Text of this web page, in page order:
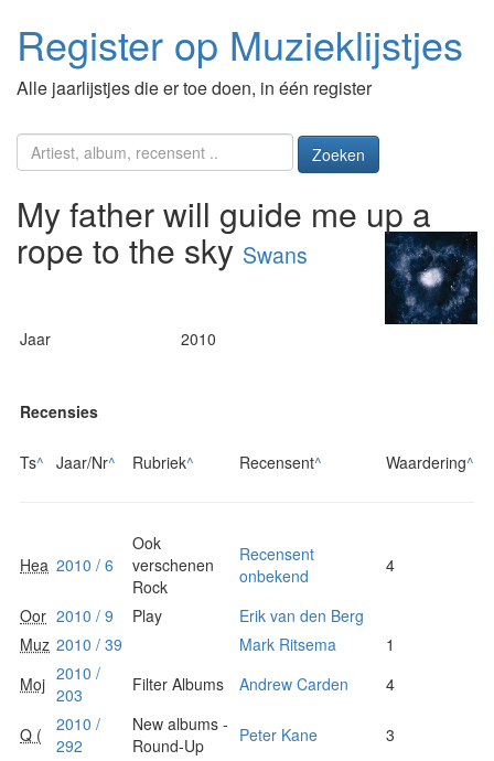
Register op Muzieklijstjes
Alle jaarlijstjes die er toe doen, in één register
Zoeken
My father will guide me up a
rope to the sky Swans
Jaar 2010
Recensies
Ts^ Jaar/Nr^ Rubriek^ Recensent^ Waardering^
Hea 2010 / 6
Ook
verschenen
Rock
Recensent
onbekend
4
Oor 2010 / 9 Play
Erik van den Berg
Muz 2010 / 39 Mark Ritsema
1
Moj 2010 /
203
Filter Albums Andrew Carden 4
Q (
2010 /
292
New albums -
Round-Up
Peter Kane 3